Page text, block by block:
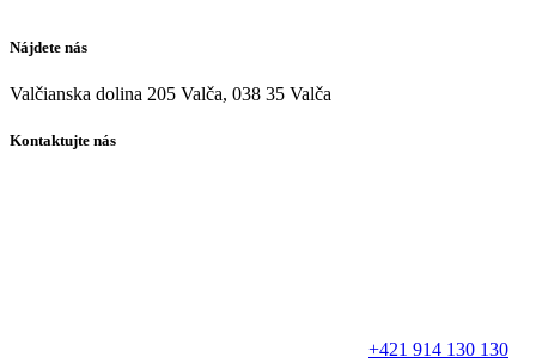
Nájdete nás
Valčianska dolina 205 Valča, 038 35 Valča
Kontaktujte nás
+421 914 130 130